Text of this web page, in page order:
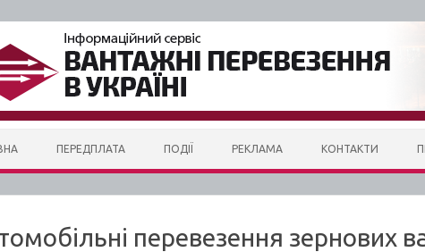
ПЕРЕДПЛАТА ПОДІЇ РЕКЛАМА КОНТАКТИ
перевезення зернових